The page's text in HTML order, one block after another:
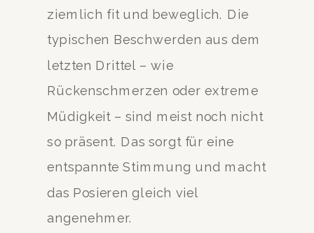
ziemlich fit und beweglich. Die
typischen Beschwerden aus dem
letzten Drittel – wie
Rückenschmerzen oder extreme
Müdigkeit – sind meist noch nicht
so präsent. Das sorgt für eine
entspannte Stimmung und macht
das Posieren gleich viel
angenehmer.